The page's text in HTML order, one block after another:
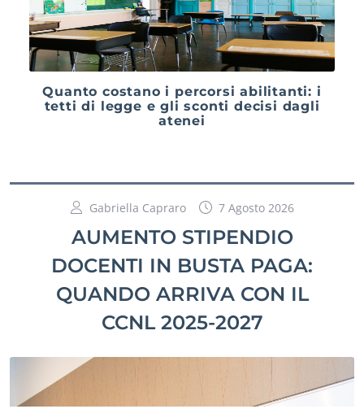
Quanto costano i percorsi abilitanti: i
tetti di legge e gli sconti decisi dagli
atenei
Gabriella Capraro 7 Agosto 2026
AUMENTO STIPENDIO
DOCENTI IN BUSTA PAGA:
QUANDO ARRIVA CON IL
CCNL 2025-2027